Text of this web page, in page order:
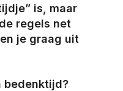
is, maar
regels net
je graag uit
bedenktijd?